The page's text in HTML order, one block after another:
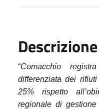
Descrizione
“Comacchio
differenziata dei
25% rispetto
regionale di